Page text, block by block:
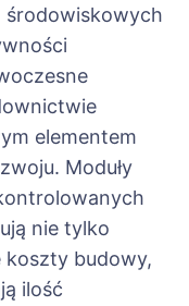
środowiskowych
elementem
Moduły
nie tylko
koszty budowy,
ilość